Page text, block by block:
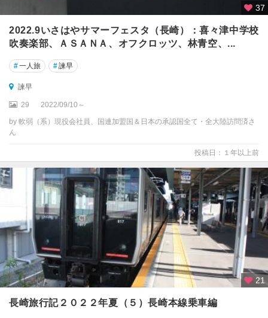
37
2022.9いさはやサマーフェスタ（長崎）：喜々津中学校
吹奏楽部、ＡＳＡＮＡ、オフクロッツ、林青空、...
#一人旅 #諫早
諫早
29
2022/09/10～
by 軟弱（系）現役会社員、国連加盟国＆日本の承認国全て・全大陸訪問済さ
ん
投稿日：１年以上前
21
長崎旅行記２０２２年夏（５）長崎本線乗車編